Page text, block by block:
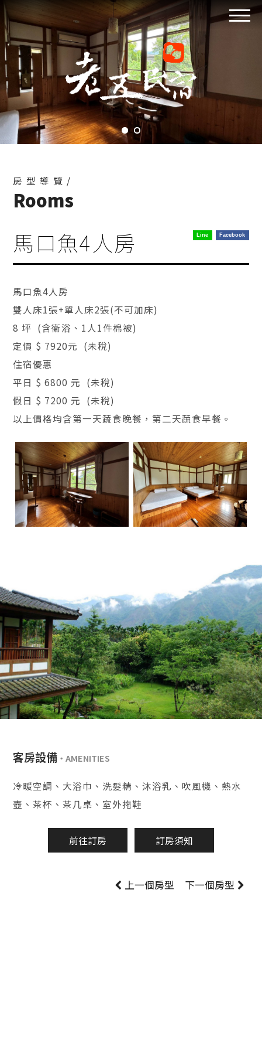
房型導覽/
Rooms
Facebook
Line
馬口魚4人房
馬口魚4人房
雙人床1張+單人床2張(不可加床)
8 坪 (含衛浴、1人1件棉被)
定價 $ 7920元 (未稅)
住宿優惠
平日 $ 6800 元 (未稅)
假日 $ 7200 元 (未稅)
以上價格均含第一天蔬食晚餐，第二天蔬食早餐。
客房設備
冷暖空調、大浴巾、洗髮精、沐浴乳、吹風機、熱水
壺、茶杯、茶几桌、室外拖鞋
前往訂房 訂房須知
上一個房型 下一個房型